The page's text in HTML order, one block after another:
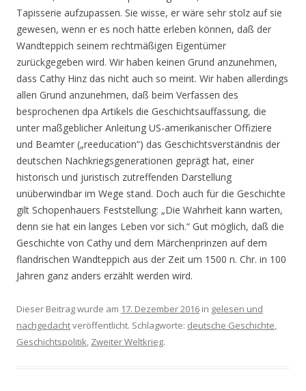
Tapisserie aufzupassen. Sie wisse, er wäre sehr stolz auf sie
gewesen, wenn er es noch hätte erleben können, daß der
Wandteppich seinem rechtmäßigen Eigentümer
zurückgegeben wird. Wir haben keinen Grund anzunehmen,
dass Cathy Hinz das nicht auch so meint. Wir haben allerdings
allen Grund anzunehmen, daß beim Verfassen des
besprochenen dpa Artikels die Geschichtsauffassung, die
unter maßgeblicher Anleitung US-amerikanischer Offiziere
und Beamter („reeducation“) das Geschichtsverständnis der
deutschen Nachkriegsgenerationen geprägt hat, einer
historisch und juristisch zutreffenden Darstellung
unüberwindbar im Wege stand. Doch auch für die Geschichte
gilt Schopenhauers Feststellung: „Die Wahrheit kann warten,
denn sie hat ein langes Leben vor sich.“ Gut möglich, daß die
Geschichte von Cathy und dem Märchenprinzen auf dem
flandrischen Wandteppich aus der Zeit um 1500 n. Chr. in 100
Jahren ganz anders erzählt werden wird.
Dieser Beitrag wurde am 17. Dezember 2016 in gelesen und
nachgedachtveröffentlicht. Schlagworte: deutsche Geschichte,
Geschichtspolitik, Zweiter Weltkrieg.